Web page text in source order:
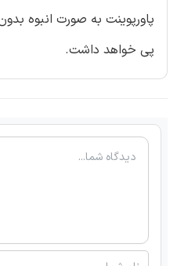
پاورپوینت به صورت انبوه
پی خواهد داشت.